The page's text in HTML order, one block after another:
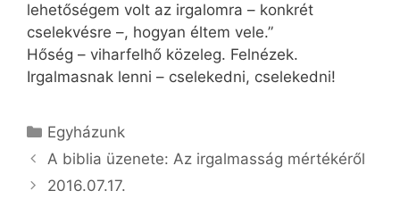
lehetőségem volt az irgalomra – konkrét
cselekvésre –, hogyan éltem vele.”
Hőség – viharfelhő közeleg. Felnézek.
Irgalmasnak lenni – cselekedni, cselekedni!
Kategória
Egyházunk
A biblia üzenete: Az irgalmasság mértékéről
2016.07.17.